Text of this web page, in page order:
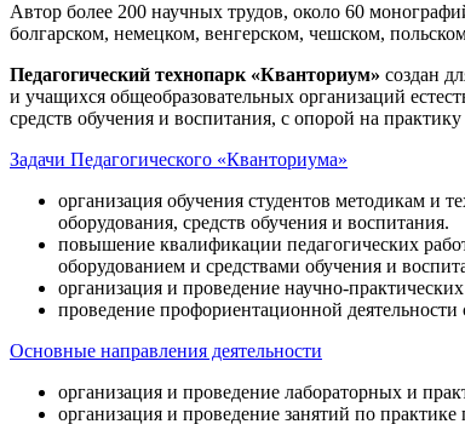
Автор более 200 научных трудов, около 60
болгарском, немецком, венгерском, чешском,
Педагогический технопарк «Кванториум» создан
и учащихся общеобразовательных организаций
средств обучения и воспитания, с опорой на
Задачи Педагогического «Кванториума»
организация обучения студентов методикам и
оборудования, средств обучения и воспитания.
повышение квалификации педагогических
оборудованием и средствами обучения и
организация и проведение научно-
проведение профориентационной
Основные направления деятельности
организация и проведение лабораторных и
организация и проведение занятий по